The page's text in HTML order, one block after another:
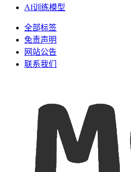
AI训练模型
全部标签
免责声明
网站公告
联系我们